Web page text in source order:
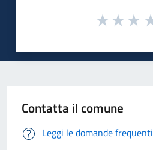
Contatta il comune
Leggi le domande frequenti